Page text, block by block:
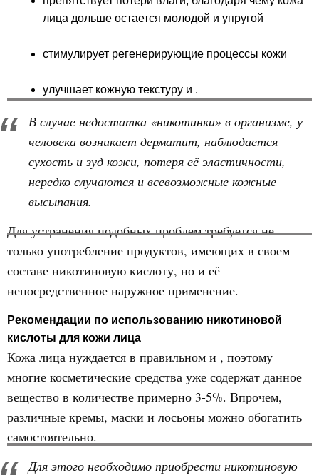
лица дольше остается молодой и упругой
стимулирует регенерирующие процессы кожи
улучшает кожную текстуру и .
В случае недостатка «никотинки» в организме, у
человека возникает дерматит, наблюдается
сухость и зуд кожи, потеря её эластичности,
нередко случаются и всевозможные кожные
высыпания.
Для устранения подобных проблем требуется не
только употребление продуктов, имеющих в своем
составе никотиновую кислоту, но и её
непосредственное наружное применение.
Рекомендации по использованию никотиновой
кислоты для кожи лица
Кожа лица нуждается в правильном и , поэтому
многие косметические средства уже содержат данное
вещество в количестве примерно 3-5%. Впрочем,
различные кремы, маски и лосьоны можно обогатить
самостоятельно.
Для этого необходимо приобрести никотиновую